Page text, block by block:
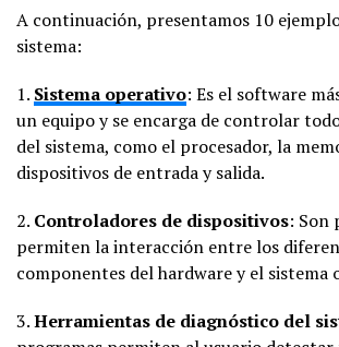
A continuación, presentamos 10
sistema:
1. Sistema operativo: Es el software
un equipo y se encarga de controlar
del sistema, como el procesador, la
dispositivos de entrada y salida.
2. Controladores de dispositivos: Son
permiten la interacción entre los
componentes del hardware y el sistema
3.Herramientas de diagnóstico del